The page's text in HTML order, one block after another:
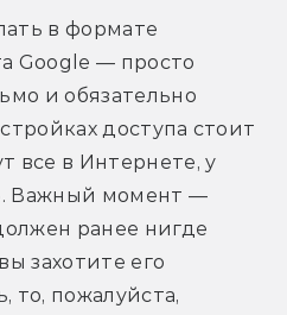
в формате
Google — просто
и обязательно
доступа стоит
все в Интернете, у
Важный момент —
ранее нигде
захотите его
то, пожалуйста,